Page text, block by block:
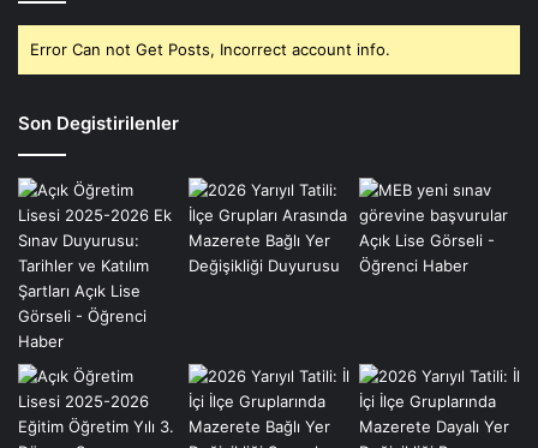
Error Can not Get Posts, Incorrect account info.
Son Degistirilenler